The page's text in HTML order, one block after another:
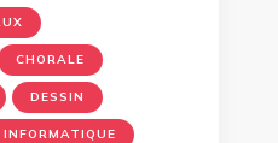
CHORALE
DESSIN
INFORMATIQUE